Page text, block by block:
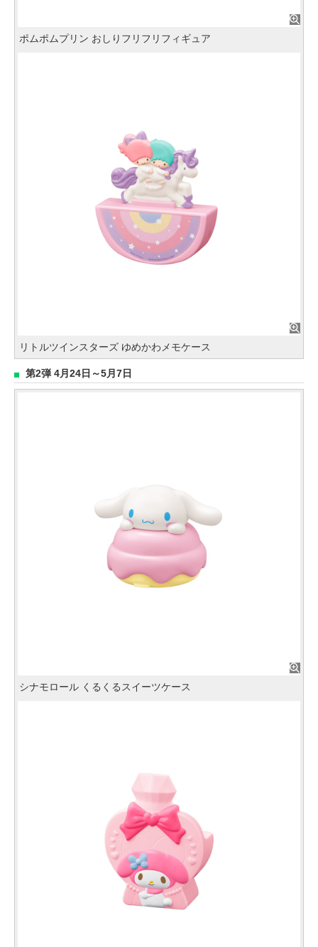
ポムポムプリン おしりフリフリフィギュア
リトルツインスターズ ゆめかわメモケース
第2弾 4月24日～5月7日
シナモロール くるくるスイーツケース